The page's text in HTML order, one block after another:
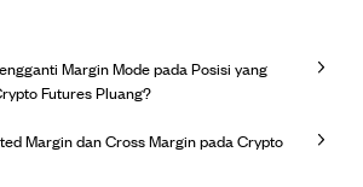
Margin Mode pada Posisi yang
Futures Pluang?
Margin dan Cross Margin pada Crypto